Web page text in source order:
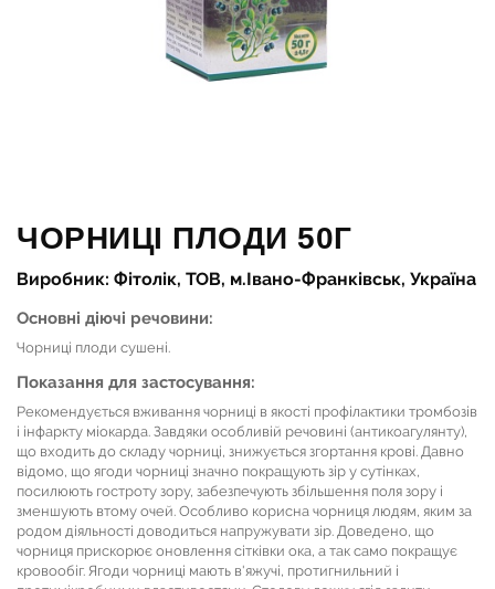
ЧОРНИЦІ ПЛОДИ 50Г
Виробник: Фітолік, ТОВ, м.Івано-Франківськ, Україна
Основні діючі речовини:
Чорниці плоди сушені.
Показання для застосування:
Рекомендується вживання чорниці в якості профілактики тромбозів
і інфаркту міокарда. Завдяки особливій речовині (антикоагулянту),
що входить до складу чорниці, знижується згортання крові. Давно
відомо, що ягоди чорниці значно покращують зір у сутінках,
посилюють гостроту зору, забезпечують збільшення поля зору і
зменшують втому очей. Особливо корисна чорниця людям, яким за
родом діяльності доводиться напружувати зір. Доведено, що
чорниця прискорює оновлення сітківки ока, а так само покращує
кровообіг. Ягоди чорниці мають в'яжучі, протигнильний і